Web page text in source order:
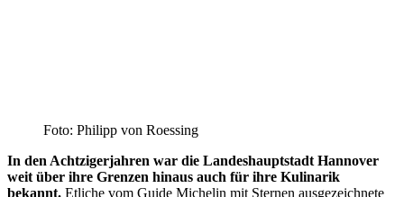
Foto: Philipp von Roessing
In den Achtzigerjahren war die Landeshauptstadt Hannover
weit über ihre Grenzen hinaus auch für ihre Kulinarik
bekannt. Etliche vom Guide Michelin mit Sternen ausgezeichnete